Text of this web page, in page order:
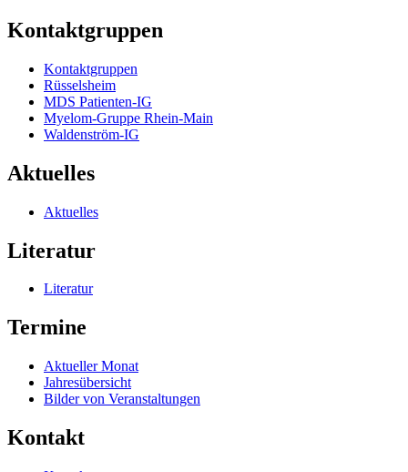
Kontaktgruppen
Kontaktgruppen
Rüsselsheim
MDS Patienten-IG
Myelom-Gruppe Rhein-Main
Waldenström-IG
Aktuelles
Aktuelles
Literatur
Literatur
Termine
Aktueller Monat
Jahresübersicht
Bilder von Veranstaltungen
Kontakt